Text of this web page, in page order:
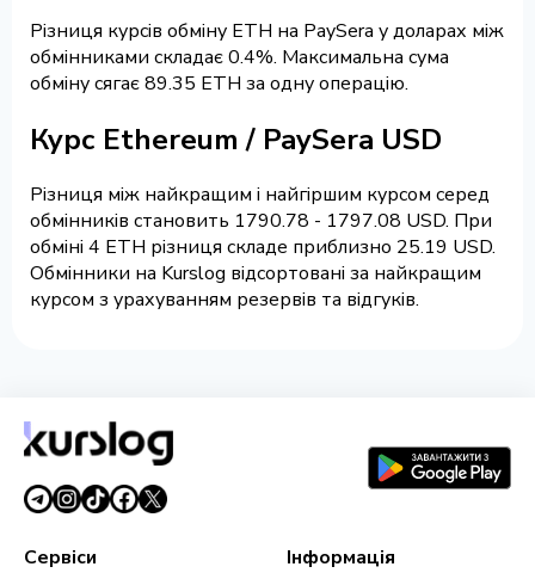
Різниця курсів обміну ETH на PaySera у доларах між
обмінниками складає 0.4%. Максимальна сума
обміну сягає 89.35 ETH за одну операцію.
Курс Ethereum / PaySera USD
Різниця між найкращим і найгіршим курсом серед
обмінників становить 1790.78 - 1797.08 USD. При
обміні 4 ETH різниця складе приблизно 25.19 USD.
Обмінники на Kurslog відсортовані за найкращим
курсом з урахуванням резервів та відгуків.
Сервіси Інформація